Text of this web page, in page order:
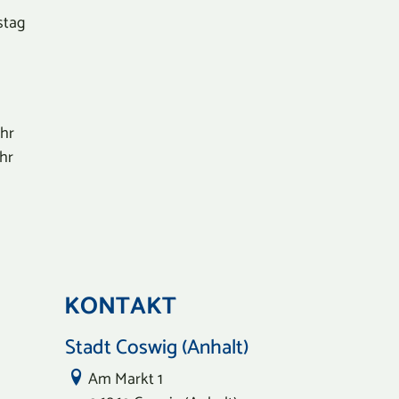
KONTAKT
Stadt Coswig (Anhalt)
Link zur Google-Maps Navigation
Am Markt 1